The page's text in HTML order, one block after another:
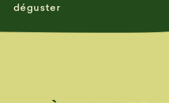
déguster